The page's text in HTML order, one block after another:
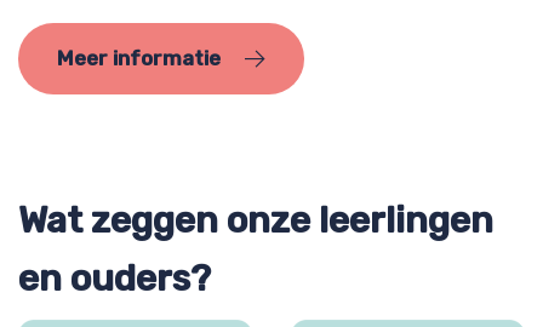
Meer informatie
Wat zeggen onze leerlingen
en ouders?